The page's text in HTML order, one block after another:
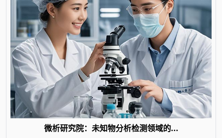
微析研究院：未知物分析检测领域的...